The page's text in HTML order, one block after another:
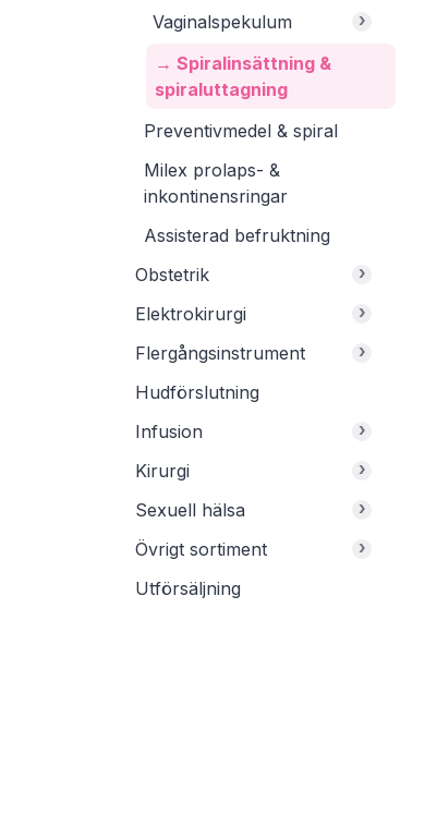
Vaginalspekulum
›
→ Spiralinsättning &
spiraluttagning
Preventivmedel & spiral
Milex prolaps- &
inkontinensringar
Assisterad befruktning
Obstetrik
›
Elektrokirurgi ›
Flergångsinstrument ›
Hudförslutning
Infusion
›
Kirurgi ›
Sexuell hälsa ›
Övrigt sortiment ›
Utförsäljning